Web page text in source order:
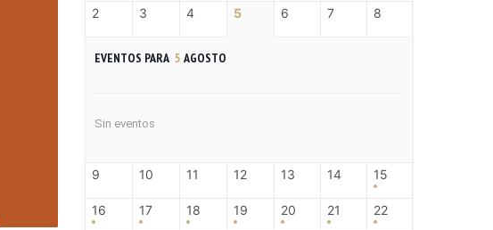
2 3 4 5 6 7 8
EVENTOS PARA 5 AGOSTO
Sin eventos
9 10 11 12 13 14 15
16 17 18 19 20 21 22